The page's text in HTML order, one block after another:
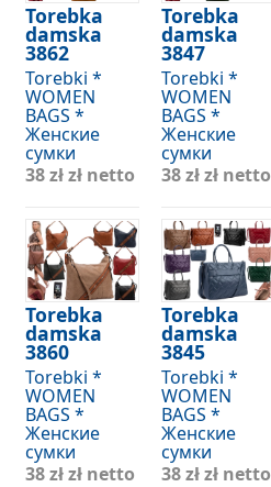
Torebka
damska
3862
Torebki *
WOMEN
BAGS *
Женские
сумки
38 złzł netto
Torebka
damska
3860
Torebki *
WOMEN
BAGS *
Женские
сумки
38 złzł netto
Torebka
damska
3847
Torebki *
WOMEN
BAGS *
Женские
сумки
38 złzł netto
Torebka
damska
3845
Torebki *
WOMEN
BAGS *
Женские
сумки
38 złzł netto